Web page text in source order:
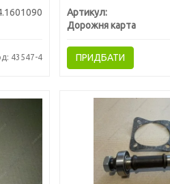
43547-4
Артикул:
Дорожня карта
ПРИДБАТИ